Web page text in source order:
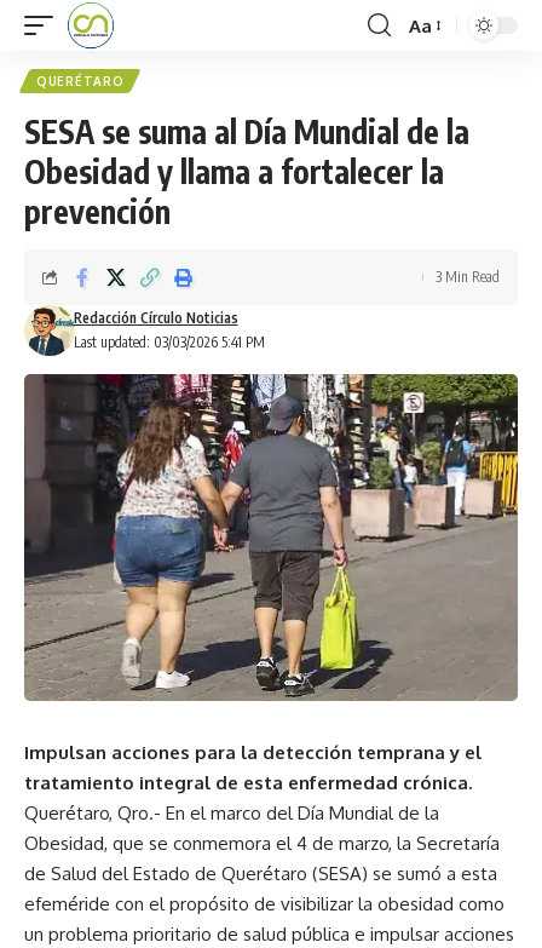
Aa
QUERÉTARO
SESA se suma al Día Mundial de la
Obesidad y llama a fortalecer la
prevención
Last updated: 03/03/2026 5:41 PM
Redacción Círculo Noticias
3 Min Read
Impulsan acciones para la detección temprana y el
tratamiento integral de esta enfermedad crónica.
Querétaro, Qro.- En el marco del Día Mundial de la
Obesidad, que se conmemora el 4 de marzo, la Secretaría
de Salud del Estado de Querétaro (SESA) se sumó a esta
efeméride con el propósito de visibilizar la obesidad como
un problema prioritario de salud pública e impulsar acciones